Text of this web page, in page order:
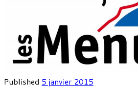
Published 5 janvier 2015